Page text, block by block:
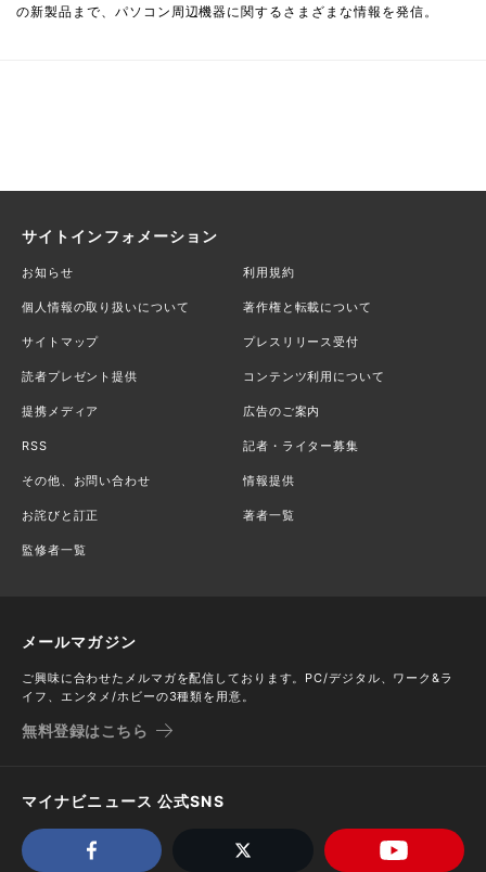
の新製品まで、パソコン周辺機器に関するさまざまな情報を発信。
サイトインフォメーション
お知らせ 利用規約
個人情報の取り扱いについて 著作権と転載について
サイトマップ プレスリリース受付
読者プレゼント提供 コンテンツ利用について
提携メディア 広告のご案内
RSS 記者・ライター募集
その他、お問い合わせ 情報提供
お詫びと訂正 著者一覧
監修者一覧
メールマガジン
ご興味に合わせたメルマガを配信しております。PC/デジタル、ワーク&ラ
イフ、エンタメ/ホビーの3種類を用意。
無料登録はこちら
マイナビニュース 公式SNS